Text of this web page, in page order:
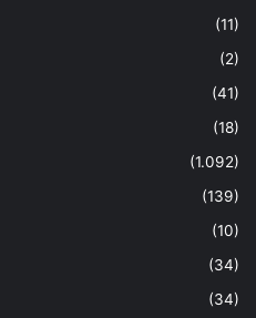
(11)
(2)
(41)
(18)
(1.092)
(139)
(10)
(34)
(34)